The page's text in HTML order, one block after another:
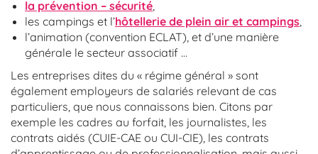
la prévention – sécurité,
les campings et l’hôtellerie de plein air et campings,
l’animation (convention ECLAT), et d’une manière
générale le secteur associatif …
Les entreprises dites du « régime général » sont
également employeurs de salariés relevant de cas
particuliers, que nous connaissons bien. Citons par
exemple les cadres au forfait, les journalistes, les
contrats aidés (CUIE-CAE ou CUI-CIE), les contrats